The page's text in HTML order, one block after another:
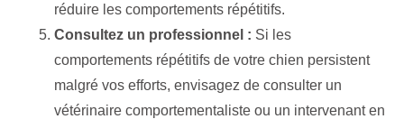
réduire les comportements répétitifs.
Consultez un professionnel : Si les
comportements répétitifs de votre chien persistent
malgré vos efforts, envisagez de consulter un
vétérinaire comportementaliste ou un intervenant en